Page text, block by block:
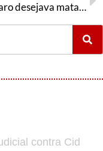
Bolsonaro desejava matar 30 mil em ditadura, mas seu governo já levou mais de 50 mil à morte
contra Cid